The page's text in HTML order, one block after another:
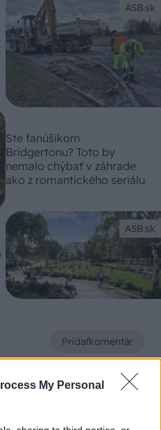
My Personal
ASB.sk
Ste fanúšikom
Bridgertonu? Toto by
nemalo chýbať v záhrade
ako z romantického seriálu
ASB.sk
Pridaťkomentár